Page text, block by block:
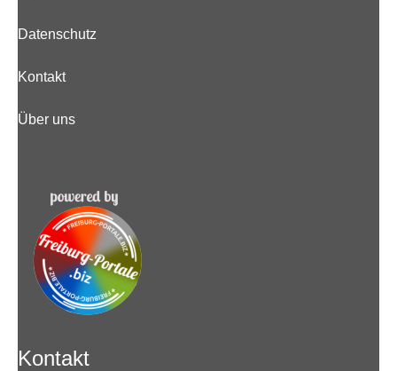
Datenschutz
Kontakt
Über uns
Kontakt